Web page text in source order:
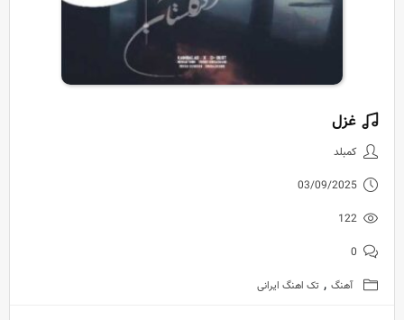
دانلود آهنگ جدید کمبلد به نام
غزل
کمبلد
03/09/2025
122
0
آهنگ , تک اهنگ ایرانی